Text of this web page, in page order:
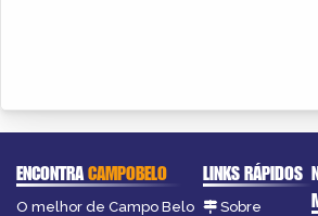
ENCONTRACAMPOBELO
O melhor de Campo Belo
LINKS RÁPIDOS
Sobre